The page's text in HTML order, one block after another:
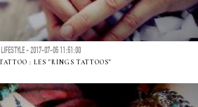
LIFESTYLE - 2017-07-05 11:51:00
: LES "RINGS TATTOOS"